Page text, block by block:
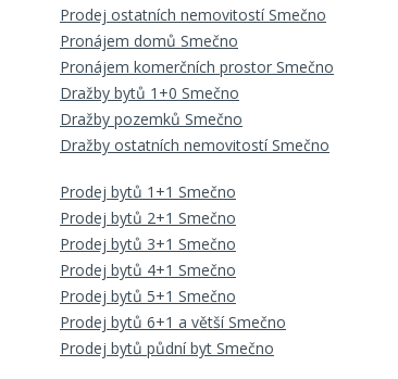
Prodej ostatních nemovitostí Smečno
Pronájem domů Smečno
Pronájem komerčních prostor Smečno
Dražby bytů 1+0 Smečno
Dražby pozemků Smečno
Dražby ostatních nemovitostí Smečno
Prodej bytů 1+1 Smečno
Prodej bytů 2+1 Smečno
Prodej bytů 3+1 Smečno
Prodej bytů 4+1 Smečno
Prodej bytů 5+1 Smečno
Prodej bytů 6+1 a větší Smečno
Prodej bytů půdní byt Smečno